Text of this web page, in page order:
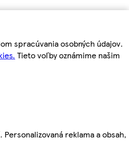
spracúvania osobných údajov.
Tieto voľby oznámime našim
reklama a obsah,